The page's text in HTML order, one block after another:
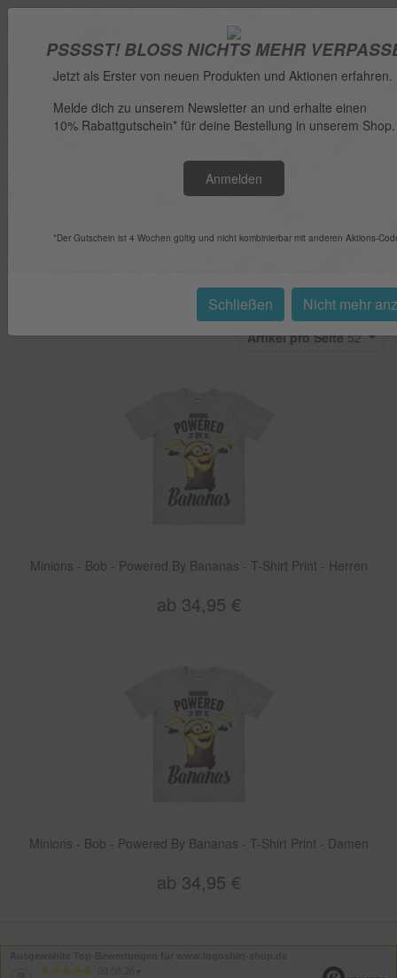
Anmelden
Minions T-Shirts
Sortierung: Wählen
Artikel pro Seite 52
Minions - Bob - Powered By Bananas - T-Shirt Print - Herren
ab 34,95 €
Minions - Bob - Powered By Bananas - T-Shirt Print - Damen
ab 34,95 €
PSSSST! BLOSS NICHTS MEHR
Jetzt als Erster von neuen Produkten und Aktionen erfahren.
Melde dich zu unserem Newsletter an und erhalte einen
10% Rabattgutschein* für deine Bestellung in unserem Shop.
Anmelden
*Der Gutschein ist 4 Wochen gültig und nicht kombinierbar mit anderen Aktions-
Schließen Nicht mehr